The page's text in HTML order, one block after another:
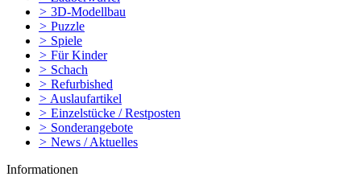
> 3D-Modellbau
> Puzzle
> Spiele
> Für Kinder
> Schach
> Refurbished
> Auslaufartikel
> Einzelstücke / Restposten
> Sonderangebote
> News / Aktuelles
Informationen